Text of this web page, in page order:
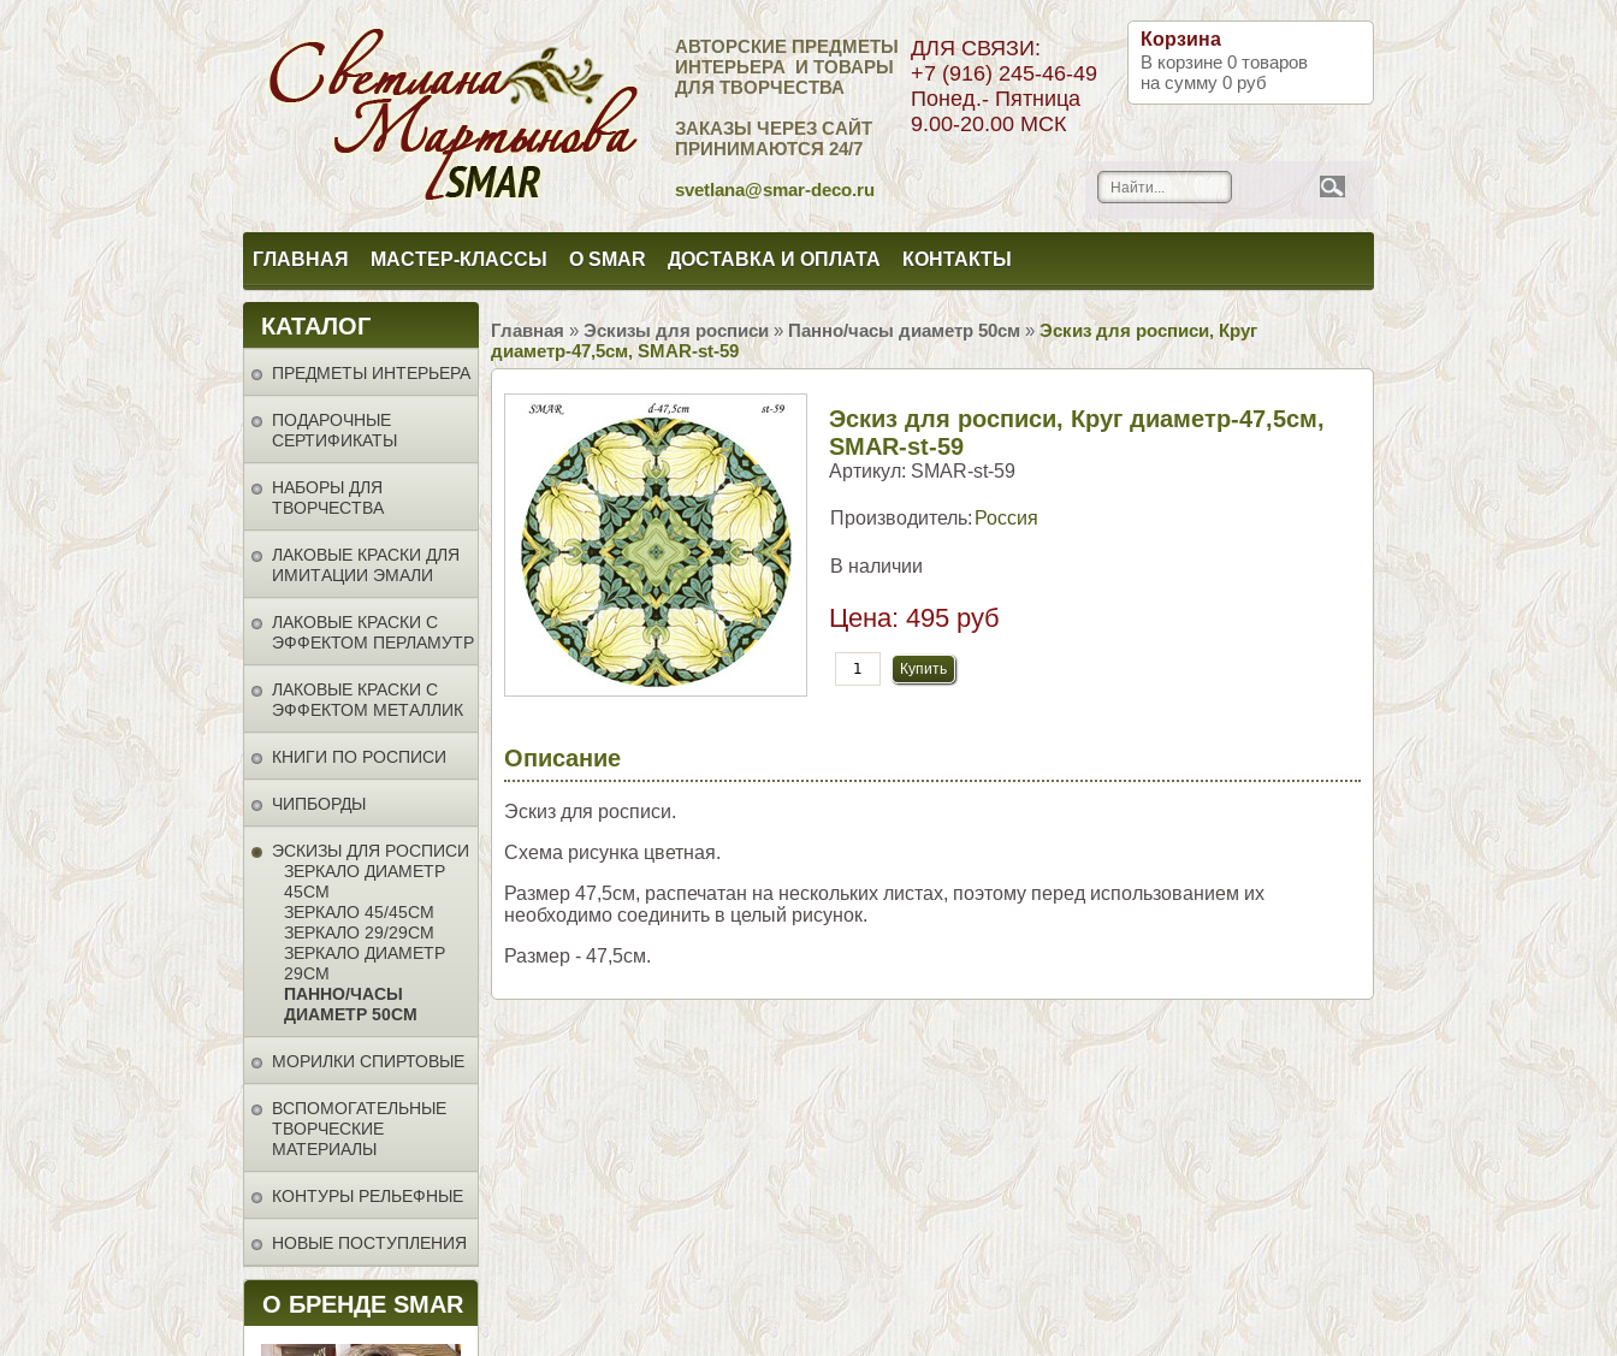
АВТОРСКИЕ ПРЕДМЕТЫ
ИНТЕРЬЕРА И ТОВАРЫ
ДЛЯ ТВОРЧЕСТВА
ЗАКАЗЫ ЧЕРЕЗ САЙТ
ПРИНИМАЮТСЯ 24/7
svetlana@smar-deco.ru
Корзина
В корзине 0 товаров
на сумму 0 руб
ДЛЯ СВЯЗИ:
+7 (916) 245-46-49
Понед.- Пятница
9.00-20.00 МСК
ГЛАВНАЯ МАСТЕР-КЛАССЫ О SMAR ДОСТАВКА И ОПЛАТА КОНТАКТЫ
КАТАЛОГ
ПРЕДМЕТЫ ИНТЕРЬЕРА
ПОДАРОЧНЫЕ
СЕРТИФИКАТЫ
НАБОРЫ ДЛЯ
ТВОРЧЕСТВА
ЛАКОВЫЕ КРАСКИ ДЛЯ
ИМИТАЦИИ ЭМАЛИ
ЛАКОВЫЕ КРАСКИ С
ЭФФЕКТОМ ПЕРЛАМУТР
ЛАКОВЫЕ КРАСКИ С
ЭФФЕКТОМ МЕТАЛЛИК
КНИГИ ПО РОСПИСИ
ЧИПБОРДЫ
ЭСКИЗЫ ДЛЯ РОСПИСИ
ЗЕРКАЛО ДИАМЕТР
45СМ
ЗЕРКАЛО 45/45СМ
ЗЕРКАЛО 29/29СМ
ЗЕРКАЛО ДИАМЕТР
29СМ
ПАННО/ЧАСЫ
ДИАМЕТР 50СМ
МОРИЛКИ СПИРТОВЫЕ
ВСПОМОГАТЕЛЬНЫЕ
ТВОРЧЕСКИЕ
МАТЕРИАЛЫ
КОНТУРЫ РЕЛЬЕФНЫЕ
НОВЫЕ ПОСТУПЛЕНИЯ
О БРЕНДЕ SMAR
Главная » Эскизы для росписи » Панно/часы диаметр 50см »Эскиз для росписи, Круг
диаметр-47,5см, SMAR-st-59
Эскиз для росписи, Круг диаметр-47,5см,
SMAR-st-59
Артикул: SMAR-st-59
Производитель: Россия
В наличии
Цена: 495 руб
Описание
Эскиз для росписи.
Схема рисунка цветная.
Размер 47,5см, распечатан на нескольких листах, поэтому перед использованием их
необходимо соединить в целый рисунок.
Размер - 47,5см.